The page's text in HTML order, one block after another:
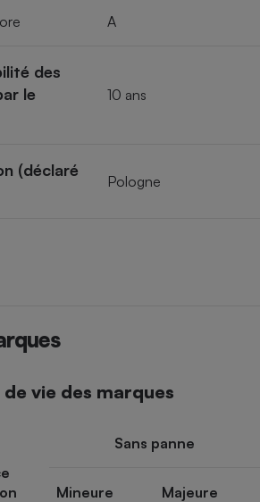
A
des
le
10 ans
(déclaré
Pologne
de vie des marques
Sans panne
Mineure Majeure